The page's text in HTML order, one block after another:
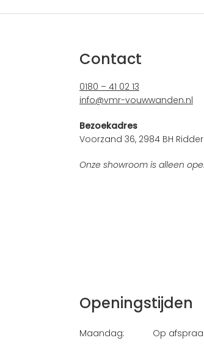
Contact
0180 – 41 02 13
info@vmr-vouwwanden.nl
Bezoekadres
Voorzand 36, 2984 BH
Onze showroom is alleen
Openingstijden
Maandag:
Op